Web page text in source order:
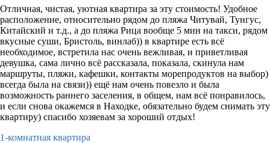
Отличная, чистая, уютная квартира за эту стоимость! Удобное
расположение, относительно рядом до пляжа Читувай, Тунгус,
Китайский и т.д., а до пляжа Рица вообще 5 мин на такси, рядом
вкусные суши, Бристоль, винлаб)) в квартире есть всё
необходимое, встретила нас очень вежливая, и приветливая
девушка, сама лично всё рассказала, показала, скинула нам
маршруты, пляжи, кафешки, контакты морепродуктов на выбор)
всегда была на связи)) ещё нам очень повезло и была
возможность раннего заселения, в общем, нам всё понравилось,
и если снова окажемся в Находке, обязательно будем снимать эту
квартиру) спасибо хозяевам за хороший отдых!
1-комнатная квартира